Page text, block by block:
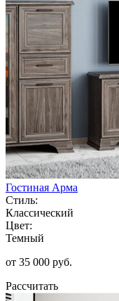
Гостиная Арма
Стиль:
Классический
Цвет:
Темный
от 35 000 руб.
Рассчитать